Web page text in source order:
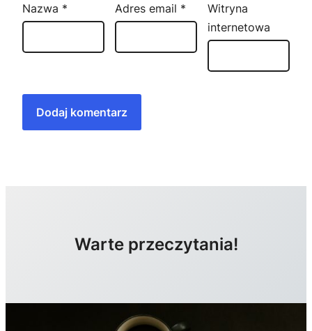
Nazwa * Adres email *
Witryna
internetowa
Warte przeczytania!